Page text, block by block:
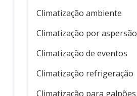
Climatização ambiente
Climatização por aspersão
Climatização de eventos
Climatização refrigeração
Climatização para galpões